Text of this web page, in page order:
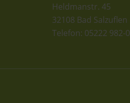
Heldmanstr. 45
32108 Bad Salzuflen
Telefon: 05222 982-0